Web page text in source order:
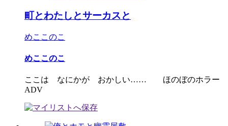
町とわたしとサーカスと
めここのこ
めここのこ
ここは なにかが おかしい…… ほのぼのホラー
ADV